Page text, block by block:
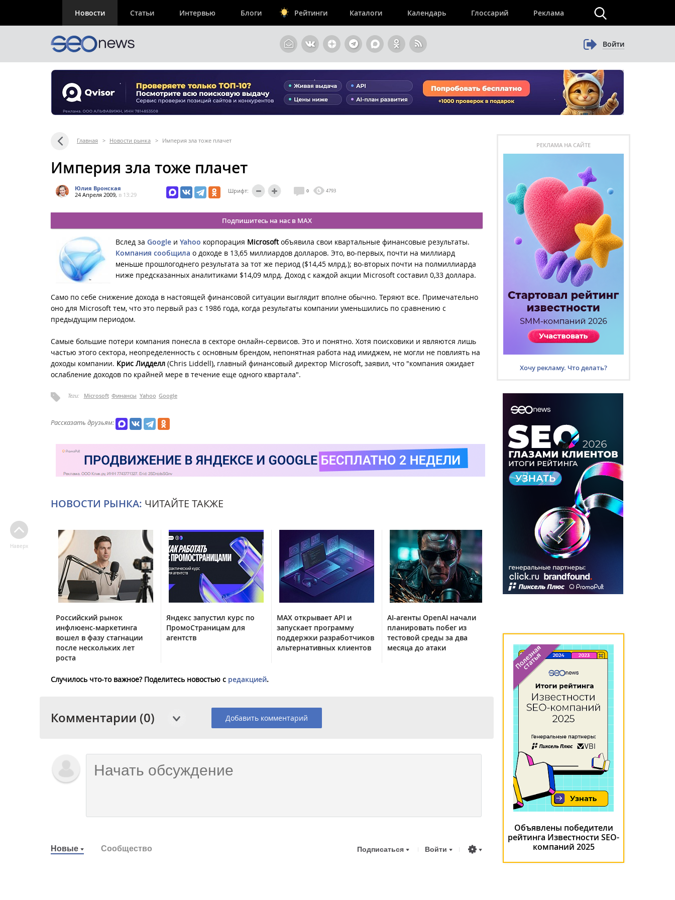
Новости Статьи Интервью Блоги Рейтинги Каталоги Календарь Глоссарий Реклама
Войти
Главная > Новости рынка > Империя зла тоже плачет
Империя зла тоже плачет
Юлия Вронская
24 Апреля 2009, в 13:29
Шрифт: 0 4793
Подпишитесь на нас в MAX
Вслед за Google и Yahoo корпорация Microsoftобъявила свои квартальные финансовые результаты.
Компания сообщила о доходе в 13,65 миллиардов долларов. Это, во-первых, почти на миллиард
меньше прошлогоднего результата за тот же период ($14,45 млрд.); во-вторых почти на полмиллиарда
ниже предсказанных аналитиками $14,09 млрд. Доход с каждой акции Microsoft составил 0,33 доллара.
Само по себе снижение дохода в настоящей финансовой ситуации выглядит вполне обычно. Теряют все. Примечательно
оно для Microsoft тем, что это первый раз с 1986 года, когда результаты компании уменьшились по сравнению с
предыдущим периодом.
Самые большие потери компания понесла в секторе онлайн-сервисов. Это и понятно. Хотя поисковики и являются лишь
частью этого сектора, неопределенность с основным брендом, непонятная работа над имиджем, не могли не повлиять на
доходы компании. Крис Лидделл (Chris Liddell), главный финансовый директор Microsoft, заявил, что "компания ожидает
ослабление доходов по крайней мере в течение еще одного квартала".
Теги: Microsoft Финансы Yahoo Google
Рассказать друзьям:
НОВОСТИ РЫНКА: ЧИТАЙТЕ ТАКЖЕ
Российский рынок
инфлюенс-маркетинга
вошел в фазу стагнации
после нескольких лет
роста
Яндекс запустил курс по
ПромоСтраницам для
агентств
MAX открывает API и
запускает программу
поддержки разработчиков
альтернативных клиентов
AI-агенты OpenAI начали
планировать побег из
тестовой среды за два
месяца до атаки
Случилось что-то важное? Поделитесь новостью с редакцией.
Комментарии (0) Добавить комментарий
Новые Сообщество Подписаться Войти
Наверх
РЕКЛАМА НА САЙТЕ
Хочу рекламу. Что делать?
Объявлены победители
рейтинга Известности SEO-
компаний 2025